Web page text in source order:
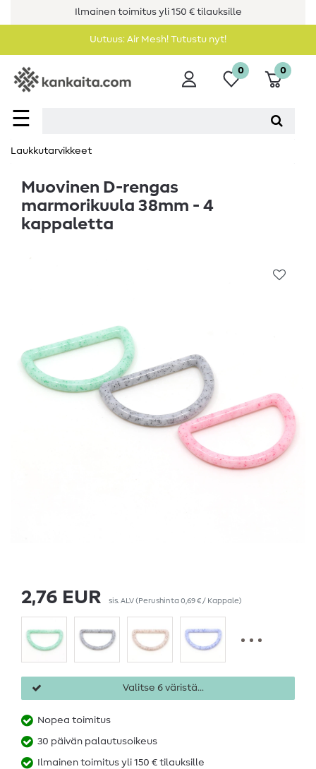
Ilmainen toimitus yli 150 € tilauksille
Uutuus: Air Mesh! Tutustu nyt!
☰
0 0
Laukkutarvikkeet
Muovinen D-rengas
marmorikuula 38mm - 4
kappaletta
2,76 EUR sis. ALV(Perushinta0,69 € / Kappale)
Valitse 6 väristä...
Nopea toimitus
30 päivän palautusoikeus
Ilmainen toimitus yli 150 € tilauksille